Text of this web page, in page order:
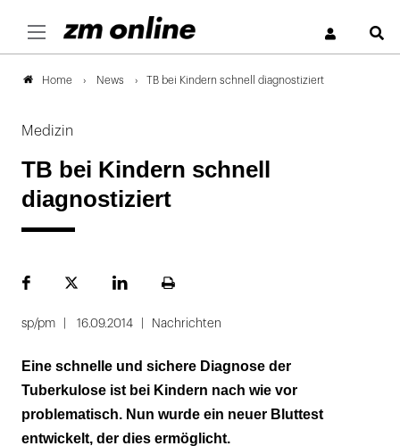
Home News TB bei Kindern schnell diagnostiziert
Medizin
TB bei Kindern schnell
diagnostiziert
FacebookPlattformLinekdInSeite
sp/pm 16.09.2014 Nachrichten
Eine schnelle und sichere Diagnose der
Tuberkulose ist bei Kindern nach wie vor
problematisch. Nun wurde ein neuer Bluttest
entwickelt, der dies ermöglicht.